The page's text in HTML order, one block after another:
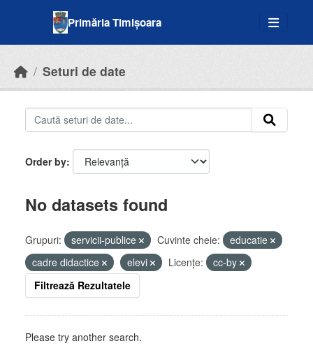
Primăria Timișoara
Seturi de date
Order by
No datasets found
Grupuri: servicii-publice Cuvinte cheie:
educatie
cadre didactice
elevi Licenţe:
cc-by
Filtrează Rezultatele
Please try another search.